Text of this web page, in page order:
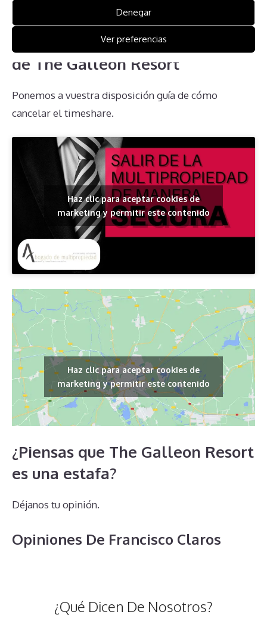
Denegar
Ver preferencias
manera efectiva y tomar decisiones informadas.
Descarga la Guía para Afectados
de The Galleon Resort
Ponemos a vuestra disposición guía de cómo
cancelar el timeshare.
Haz clic para aceptar cookies de
marketing y permitir este contenido
Haz clic para aceptar cookies de
marketing y permitir este contenido
¿Piensas que The Galleon Resort
es una estafa?
Déjanos tu opinión.
Opiniones De Francisco Claros
¿Qué Dicen De Nosotros?